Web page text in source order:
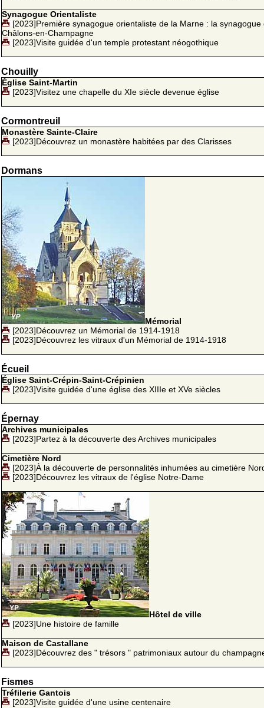
Synagogue Orientaliste
[2023]Première synagogue orientaliste de la Marne : la synagogue
Châlons-en-Champagne
[2023]Visite guidée d'un temple protestant néogothique
Chouilly
Église Saint-Martin
[2023]Visitez une chapelle du XIe siècle devenue église
Cormontreuil
Monastère Sainte-Claire
[2023]Découvrez un monastère habitées par des Clarisses
Dormans
Mémorial
[2023]Découvrez un Mémorial de 1914-1918
[2023]Découvrez les vitraux d'un Mémorial de 1914-1918
Écueil
Église Saint-Crépin-Saint-Crépinien
[2023]Visite guidée d'une église des XIIIe et XVe siècles
Épernay
Archives municipales
[2023]Partez à la découverte des Archives municipales
Cimetière Nord
[2023]À la découverte de personnalités inhumées au cimetière
[2023]Découvrez les vitraux de l'église Notre-Dame
Hôtel de ville
[2023]Une histoire de famille
Maison de Castallane
[2023]Découvrez des " trésors " patrimoniaux autour du
Fismes
Tréfilerie Gantois
[2023]Visite guidée d'une usine centenaire